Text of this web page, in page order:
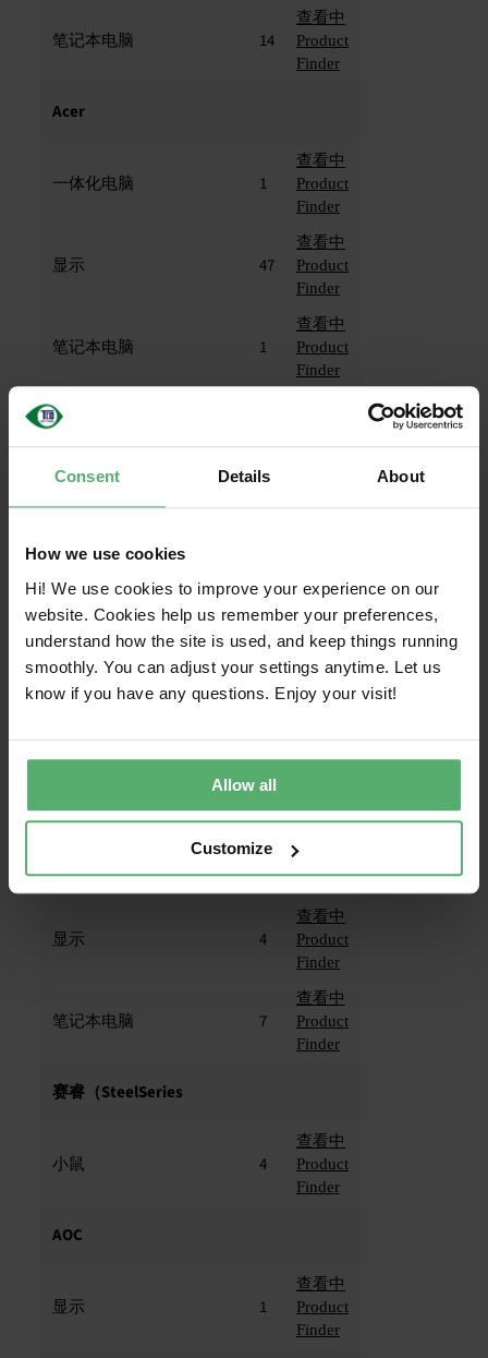
Consent Details About
How we use cookies
Hi! We use cookies to improve your experience on our
website. Cookies help us remember your preferences,
understand how the site is used, and keep things running
smoothly. You can adjust your settings anytime. Let us
know if you have any questions. Enjoy your visit!
Allow all
Customize
笔记本电脑 14
查看中
Product
Finder
Acer
一体化电脑 1
查看中
Product
Finder
显示 47
查看中
Product
Finder
笔记本电脑 1
查看中
Product
Finder
飞利浦
惠普
显示 18
查看中
Product
Finder
查看中
Finder
1
Product
Finder
显示 4
查看中
Product
Finder
笔记本电脑 7
查看中
Product
Finder
赛睿（SteelSeries
小鼠 4
查看中
Product
Finder
AOC
显示 1
查看中
Product
Finder